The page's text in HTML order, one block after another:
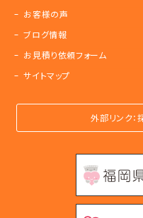
お客様の声
ブログ情報
お見積り依頼フォーム
サイトマップ
外部リンク：